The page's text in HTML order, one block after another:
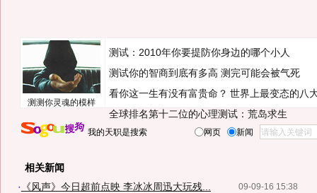
测测你灵魂的模样
测试：2010年你要提防你身边的哪个小人
测试你的智商到底有多高 测完可能会被气死
看你这一生有没有富贵命？ 世界上最变态的八
全球排名第十二位的心理测试：荒岛求生
我的天职是搜索 网页 新闻
相关新闻
09-09-16 15:38
· 《风声》今日超前点映 李冰冰周迅大玩残...